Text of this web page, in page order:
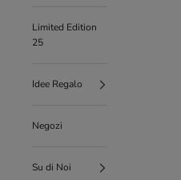
Limited Edition
25
Idee Regalo
Negozi
Su di Noi